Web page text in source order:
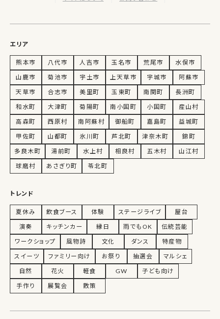
エリア
熊本市 八代市 人吉市 玉名市 荒尾市
水俣市
山鹿市
菊池市 宇土市 上天草市 宇城市
阿蘇市
天草市
合志市 美里町 玉東町 南関町
長洲町
和水町
大津町 菊陽町 南小国町 小国町
産山村
高森町
西原村 南阿蘇村 御船町 嘉島町
益城町
甲佐町
山都町 氷川町 芦北町 津奈木町
錦町
多良木町
湯前町 水上村 相良村 五木村
山江村
球磨村
あさぎり町 苓北町
トレンド
夏休み 飲食ブース 体験 ステージライブ
屋台
演奏
キッチンカー 縁日 雨でもOK
伝統芸能
ワークショップ
風物詩 文化 ダンス
特産物
スイーツ
ファミリー向け お祭り 抽選会
マルシェ
自然
花火 軽食 GW
子ども向け
手作り
展覧会 散策